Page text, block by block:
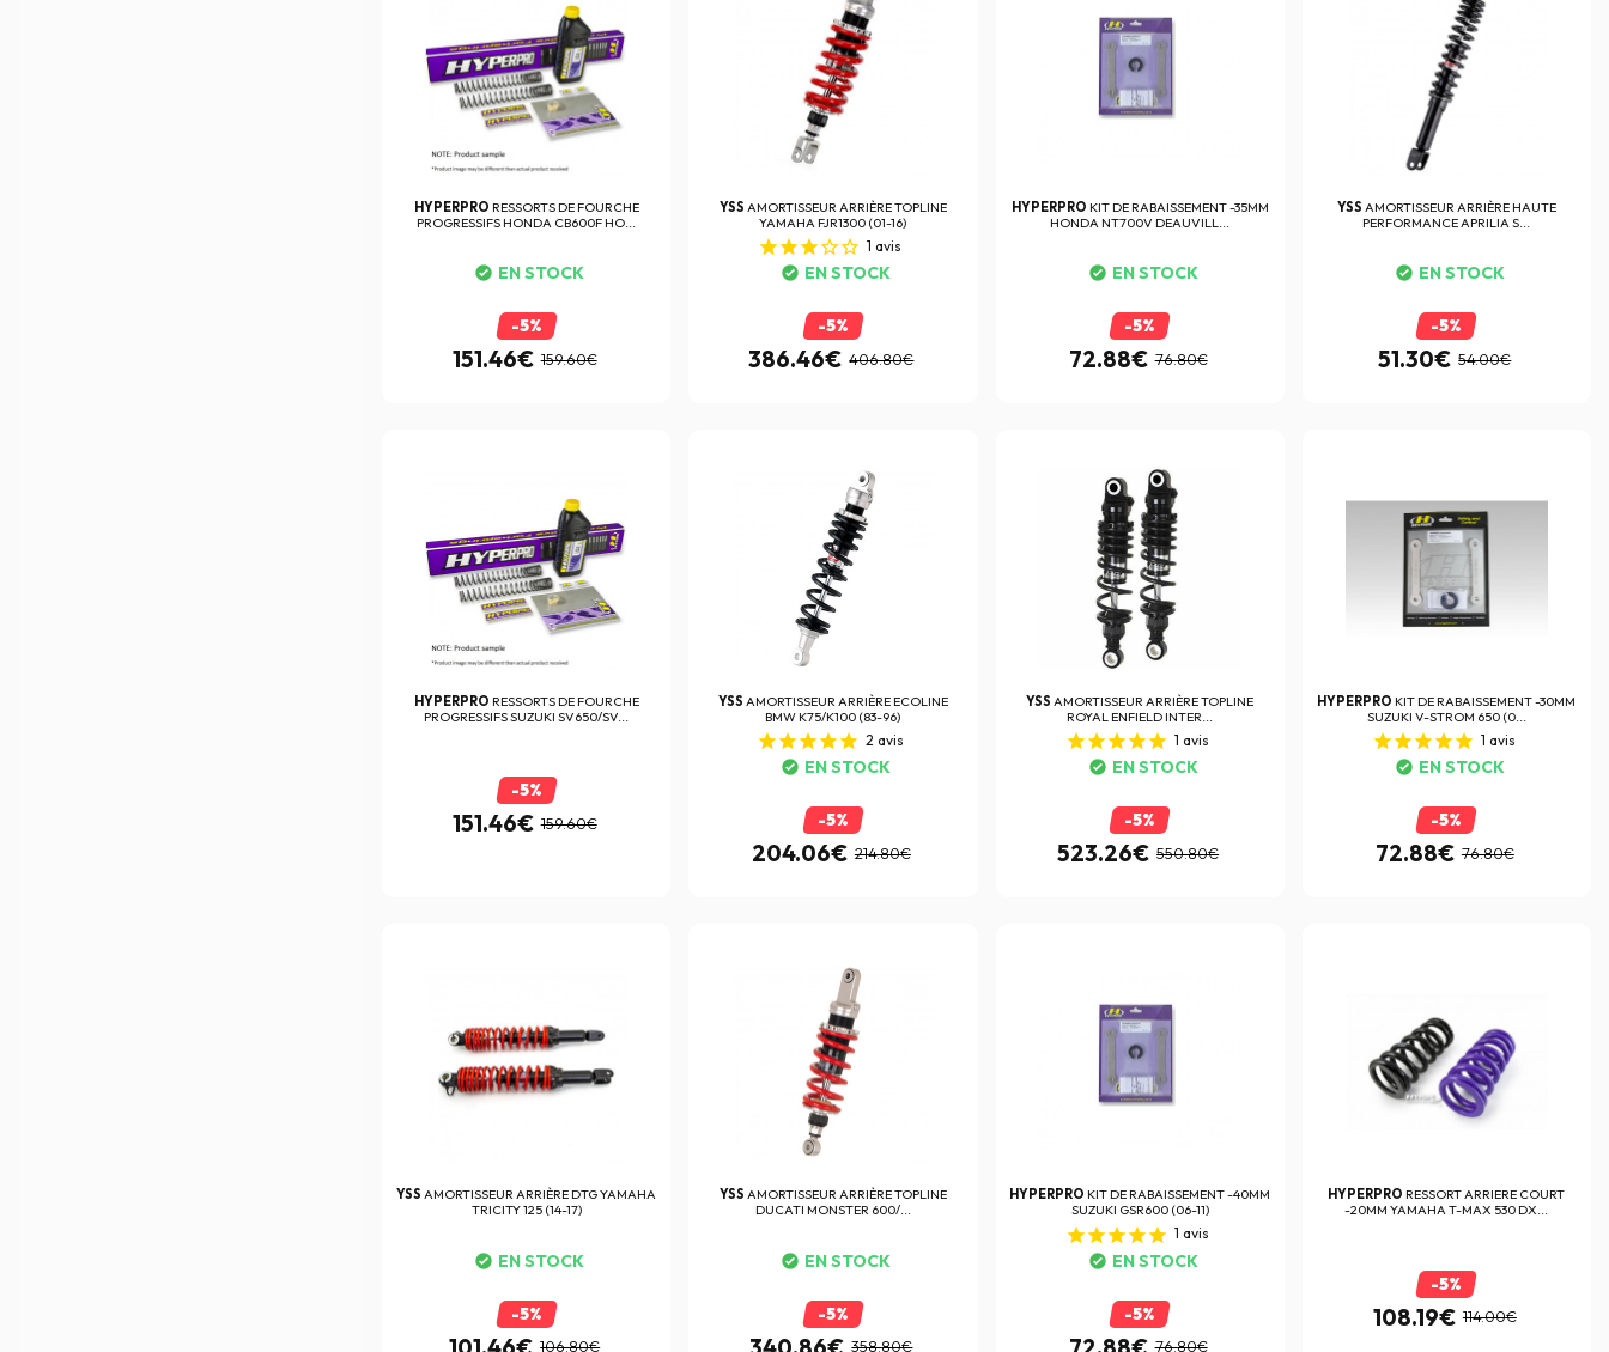
HYPERPRO RESSORTS DE FOURCHE
PROGRESSIFS HONDA CB600F HO...
EN STOCK
-5%
151.46€ 159.60€
YSS AMORTISSEUR ARRIÈRE TOPLINE
YAMAHA FJR1300 (01-16)
1 avis
EN STOCK
-5%
386.46€ 406.80€
HYPERPRO KIT DE RABAISSEMENT -35MM
HONDA NT700V DEAUVILL...
EN STOCK
-5%
72.88€ 76.80€
YSS AMORTISSEUR ARRIÈRE HAUTE
PERFORMANCE APRILIA S...
EN STOCK
-5%
51.30€ 54.00€
HYPERPRO RESSORTS DE FOURCHE
PROGRESSIFS SUZUKI SV650/SV...
-5%
151.46€ 159.60€
YSS AMORTISSEUR ARRIÈRE ECOLINE
BMW K75/K100 (83-96)
2 avis
EN STOCK
-5%
204.06€ 214.80€
YSSAMORTISSEUR ARRIÈRE TOPLINE
ROYAL ENFIELD INTER...
1 avis
EN STOCK
-5%
523.26€ 550.80€
HYPERPRO KIT DE RABAISSEMENT -30MM
SUZUKI V-STROM 650 (0...
1 avis
EN STOCK
-5%
72.88€ 76.80€
YSSAMORTISSEUR ARRIÈRE DTG YAMAHA
TRICITY 125 (14-17)
EN STOCK
-5%
106.80€
YSS AMORTISSEUR ARRIÈRE TOPLINE
DUCATI MONSTER 600/...
EN STOCK
-5%
358.80€
HYPERPRO KIT DE RABAISSEMENT -40MM
SUZUKI GSR600 (06-11)
1 avis
EN STOCK
-5%
76.80€
HYPERPRO RESSORT ARRIERE COURT
-20MM YAMAHA T-MAX 530 DX...
-5%
108.19€ 114.00€